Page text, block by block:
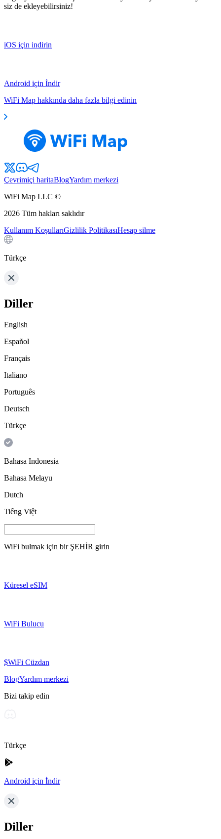
siz de ekleyebilirsiniz!
iOS için indirin
Android için İndir
WiFi Map hakkında daha fazla bilgi edinin
Çevrimiçi haritaBlogYardım merkezi
WiFi Map LLC ©
2026 Tüm hakları saklıdır
Kullanım KoşullarıGizlilik PolitikasıHesap silme
Türkçe
Diller
English
Español
Français
Italiano
Português
Deutsch
Türkçe
Bahasa Indonesia
Bahasa Melayu
Dutch
Tiếng Việt
WiFi bulmak için bir ŞEHİR girin
Küresel eSIM
WiFi Bulucu
$WiFi Cüzdan
BlogYardım merkezi
Bizi takip edin
Türkçe
Android için İndir
Diller